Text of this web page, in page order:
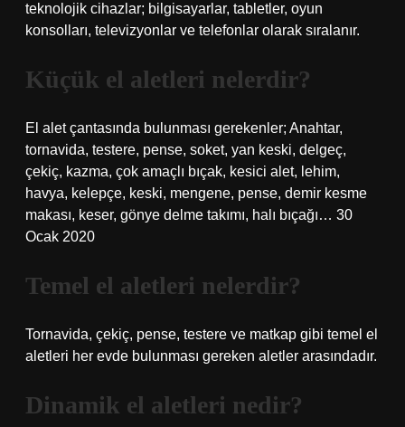
teknolojik cihazlar; bilgisayarlar, tabletler, oyun
konsolları, televizyonlar ve telefonlar olarak sıralanır.
Küçük el aletleri nelerdir?
El alet çantasında bulunması gerekenler; Anahtar,
tornavida, testere, pense, soket, yan keski, delgeç,
çekiç, kazma, çok amaçlı bıçak, kesici alet, lehim,
havya, kelepçe, keski, mengene, pense, demir kesme
makası, keser, gönye delme takımı, halı bıçağı… 30
Ocak 2020
Temel el aletleri nelerdir?
Tornavida, çekiç, pense, testere ve matkap gibi temel el
aletleri her evde bulunması gereken aletler arasındadır.
Dinamik el aletleri nedir?